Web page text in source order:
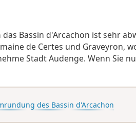
Bassin d'Arcachon ist sehr
de Certes und Graveyron,
Stadt Audenge. Wenn Sie
des Bassin d'Arcachon